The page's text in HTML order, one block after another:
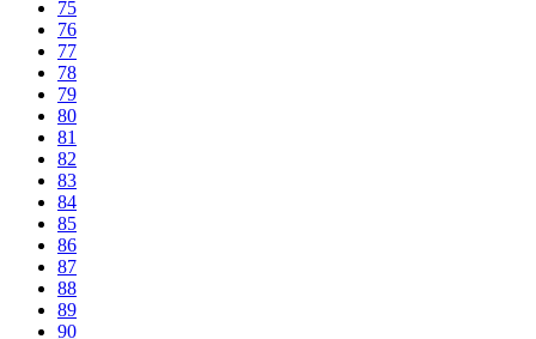
75
76
77
78
79
80
81
82
83
84
85
86
87
88
89
90